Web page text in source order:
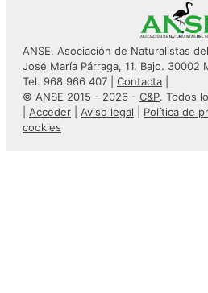
ANSE. Asociación de Naturalistas
José María Párraga, 11. Bajo. 30002
Tel. 968 966 407 | Contacta
© ANSE 2015 - 2026 - C&P. Todos
Acceder Aviso legal Política de
cookies